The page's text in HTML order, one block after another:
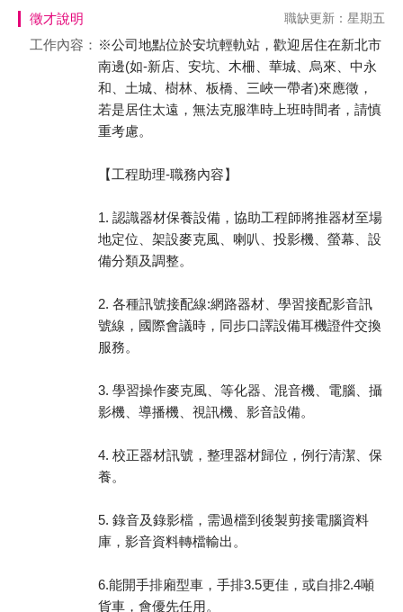
徵才說明 職缺更新：星期五
工作內容： ※公司地點位於安坑輕軌站，歡迎居住在新北市
南邊(如-新店、安坑、木柵、華城、烏來、中永
和、土城、樹林、板橋、三峽一帶者)來應徵，
若是居住太遠，無法克服準時上班時間者，請慎
重考慮。
【工程助理-職務內容】
1. 認識器材保養設備，協助工程師將推器材至場
地定位、架設麥克風、喇叭、投影機、螢幕、設
備分類及調整。
2. 各種訊號接配線:網路器材、學習接配影音訊
號線，國際會議時，同步口譯設備耳機證件交換
服務。
3. 學習操作麥克風、等化器、混音機、電腦、攝
影機、導播機、視訊機、影音設備。
4. 校正器材訊號，整理器材歸位，例行清潔、保
養。
5. 錄音及錄影檔，需過檔到後製剪接電腦資料
庫，影音資料轉檔輸出。
6.能開手排廂型車，手排3.5更佳，或自排2.4噸
貨車，會優先任用。